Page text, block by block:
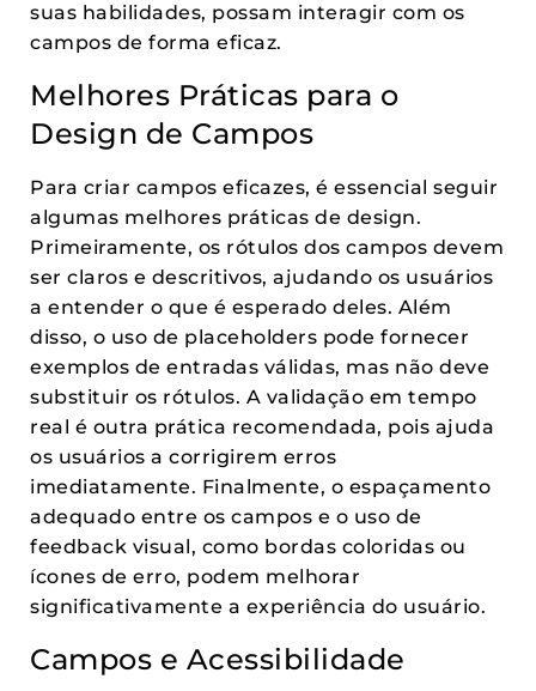
suas habilidades, possam interagir com os
campos de forma eficaz.
Melhores Práticas para o
Design de Campos
Para criar campos eficazes, é essencial seguir
algumas melhores práticas de design.
Primeiramente, os rótulos dos campos devem
ser claros e descritivos, ajudando os usuários
a entender o que é esperado deles. Além
disso, o uso de placeholders pode fornecer
exemplos de entradas válidas, mas não deve
substituir os rótulos. A validação em tempo
real é outra prática recomendada, pois ajuda
os usuários a corrigirem erros
imediatamente. Finalmente, o espaçamento
adequado entre os campos e o uso de
feedback visual, como bordas coloridas ou
ícones de erro, podem melhorar
significativamente a experiência do usuário.
Campos e Acessibilidade